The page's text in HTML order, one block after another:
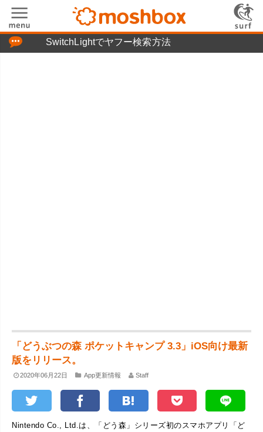
SwitchLightでヤフー検索方法
「どうぶつの森 ポケットキャンプ 3.3」iOS向け最新
版をリリース。
2020年06月22日 App更新情報 Staff
Nintendo Co., Ltd.は、「どう森」シリーズ初のスマホアプリ「ど
「つぶやき」の使い方